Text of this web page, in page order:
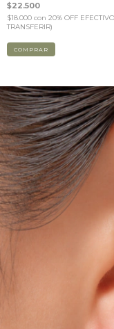
$22.500
$18.000 con 20% OFF
TRANSFERIR)